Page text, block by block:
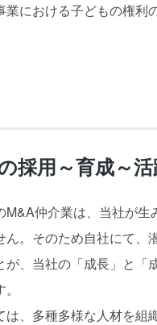
における子どもの権利
採用～育成～
M&A仲介業は、当社が
ん。そのため自社にて
が、当社の「成長」と「
、多種多様な人材を組